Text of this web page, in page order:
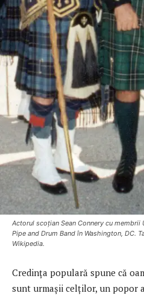
Actorul scoţian Sean Connery cu membrii
Pipe and Drum Band în Washington, DC.
Wikipedia.
Credința populară spune că
sunt urmaşii celților, un popor